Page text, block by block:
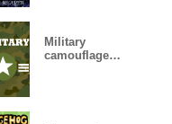
Military
camouflage